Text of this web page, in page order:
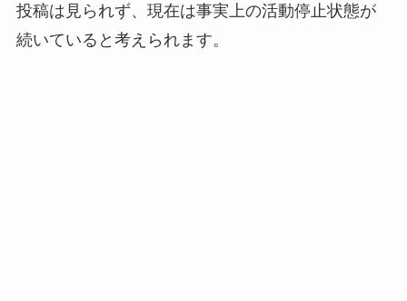
投稿は見られず、現在は事実上の活動停止状態が
続いていると考えられます。